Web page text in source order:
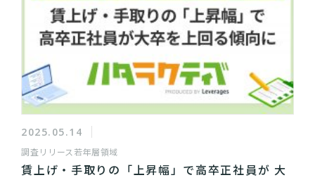
2025.05.14
調査リリース 若年層領域
賃上げ・手取りの「上昇幅」で高卒正社員が 大